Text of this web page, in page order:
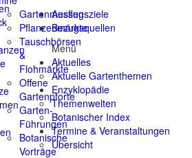
Gartenmessen
Pflanzenmärkte
Tauschbörsen
&
Flohmärkte
Offene
Gartenpforte
Garten-
Führungen
Botanische
Vorträge
Ausflugsziele
Bezugsquellen
Menü
Aktuelles
Aktuelle Gartenthemen
Enzyklopädie
Themenwelten
Botanischer Index
Termine & Veranstaltungen
Übersicht